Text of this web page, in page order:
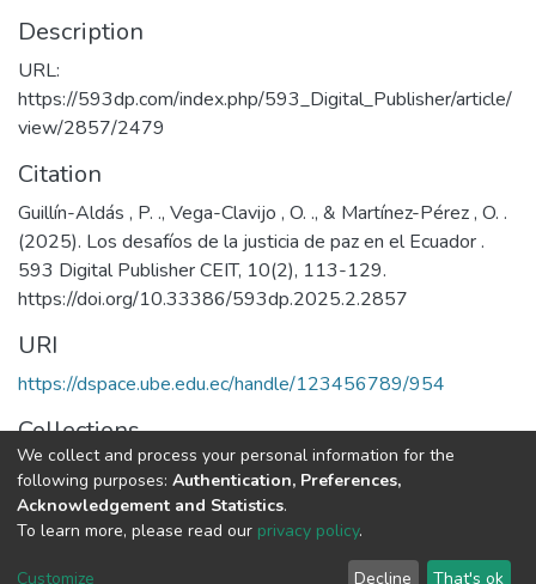
Description
URL:
https://593dp.com/index.php/593_Digital_Publisher/article/
view/2857/2479
Citation
Guillín-Aldás , P. ., Vega-Clavijo , O. ., & Martínez-Pérez , O. .
(2025). Los desafíos de la justicia de paz en el Ecuador .
593 Digital Publisher CEIT, 10(2), 113-129.
https://doi.org/10.33386/593dp.2025.2.2857
URI
https://dspace.ube.edu.ec/handle/123456789/954
Collections
Artículos Científicos
Full item page
We collect and process your personal information for the
following purposes: Authentication, Preferences,
Acknowledgement and Statistics.
To learn more, please read our privacy policy.
Customize Decline That's ok